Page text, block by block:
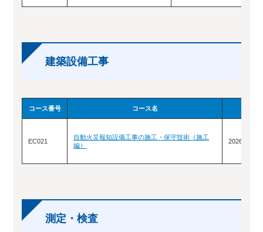
建築設備工事
コース番号 コース名
EC021
自動火災報知設備工事の施工・保守技術（施工
編）
2026/5/23(
測定・検査